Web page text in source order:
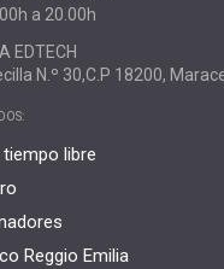
a 20.00h
EDTECH
N.º 30,C.P 18200,
libre
Reggio Emilia